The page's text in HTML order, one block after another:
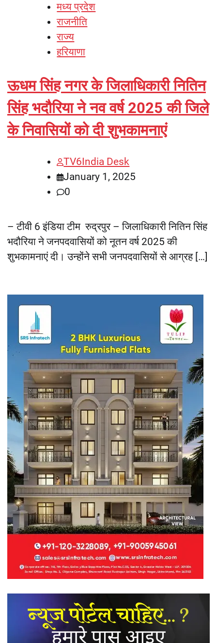
मध्य प्रदेश
राजनीति
राज्य
हरियाणा
ऊधम सिंह नगर के जिलाधिकारी नितिन
सिंह भदौरिया ने नव वर्ष 2025 की जिले
के निवासियों को दी शुभकामनाएं
TV6India Desk
January 1, 2025
0
– टीवी 6 इंडिया टीम रुद्रपुर – जिलाधिकारी नितिन सिंह
भदौरिया ने जनपदवासियों को नूतन वर्ष 2025 की
शुभकामनाएं दी। उन्होंने सभी जनपदवासियों से आग्रह […]